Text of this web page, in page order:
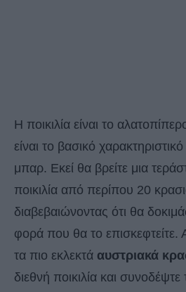
Η ποικιλία είναι το
είναι το βασικό
μπαρ. Εκεί θα βρείτε μια
ποικιλία από περίπου 20
διαβεβαιώνοντας ότι θα
φορά που θα το
τα πιο εκλεκτά αυστριακά
διεθνή ποικιλία και